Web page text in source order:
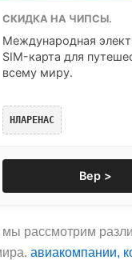
СКИДКА НА ЧИПСЫ.
Международная
SIM-карта для
всему миру.
НЛАРЕНАС
Вер >
рассмотрим
авиакомпании,